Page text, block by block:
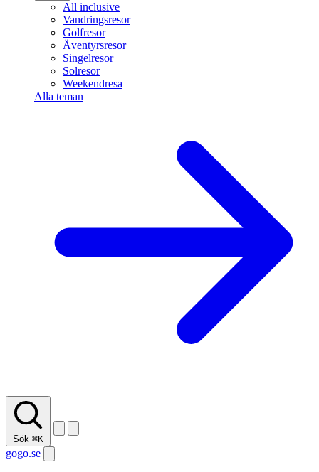
All inclusive
Vandringsresor
Golfresor
Äventyrsresor
Singelresor
Solresor
Weekendresa
Alla teman
Sök ⌘K
gogo.se